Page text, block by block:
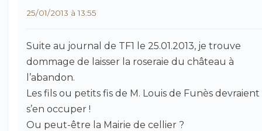
25/01/2013 à 13:55
Suite au journal de TF1 le 25.01.2013, je trouve
dommage de laisser la roseraie du château à
l’abandon.
Les fils ou petits fis de M. Louis de Funès devraient
s’en occuper !
Ou peut-être la Mairie de cellier ?